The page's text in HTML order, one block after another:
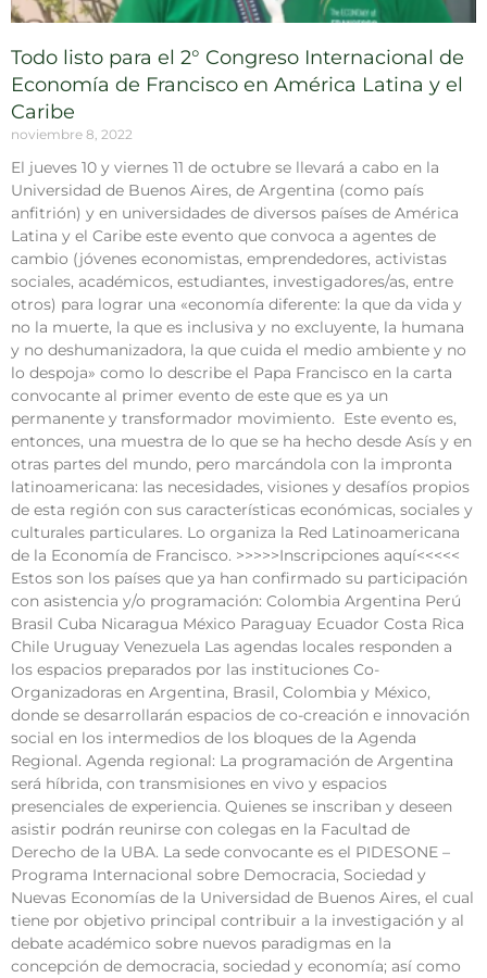
Todo listo para el 2° Congreso Internacional de
Economía de Francisco en América Latina y el
Caribe
noviembre 8, 2022
El jueves 10 y viernes 11 de octubre se llevará a cabo en la
Universidad de Buenos Aires, de Argentina (como país
anfitrión) y en universidades de diversos países de América
Latina y el Caribe este evento que convoca a agentes de
cambio (jóvenes economistas, emprendedores, activistas
sociales, académicos, estudiantes, investigadores/as, entre
otros) para lograr una «economía diferente: la que da vida y
no la muerte, la que es inclusiva y no excluyente, la humana
y no deshumanizadora, la que cuida el medio ambiente y no
lo despoja» como lo describe el Papa Francisco en la carta
convocante al primer evento de este que es ya un
permanente y transformador movimiento. Este evento es,
entonces, una muestra de lo que se ha hecho desde Asís y en
otras partes del mundo, pero marcándola con la impronta
latinoamericana: las necesidades, visiones y desafíos propios
de esta región con sus características económicas, sociales y
culturales particulares. Lo organiza la Red Latinoamericana
de la Economía de Francisco. >>>>>Inscripciones aquí<<<<<
Estos son los países que ya han confirmado su participación
con asistencia y/o programación: Colombia Argentina Perú
Brasil Cuba Nicaragua México Paraguay Ecuador Costa Rica
Chile Uruguay Venezuela Las agendas locales responden a
los espacios preparados por las instituciones Co-
Organizadoras en Argentina, Brasil, Colombia y México,
donde se desarrollarán espacios de co-creación e innovación
social en los intermedios de los bloques de la Agenda
Regional. Agenda regional: La programación de Argentina
será híbrida, con transmisiones en vivo y espacios
presenciales de experiencia. Quienes se inscriban y deseen
asistir podrán reunirse con colegas en la Facultad de
Derecho de la UBA. La sede convocante es el PIDESONE –
Programa Internacional sobre Democracia, Sociedad y
Nuevas Economías de la Universidad de Buenos Aires, el cual
tiene por objetivo principal contribuir a la investigación y al
debate académico sobre nuevos paradigmas en la
concepción de democracia, sociedad y economía; así como